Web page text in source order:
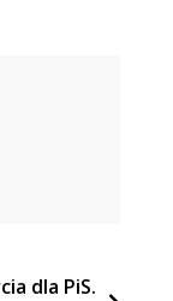
dla PiS.